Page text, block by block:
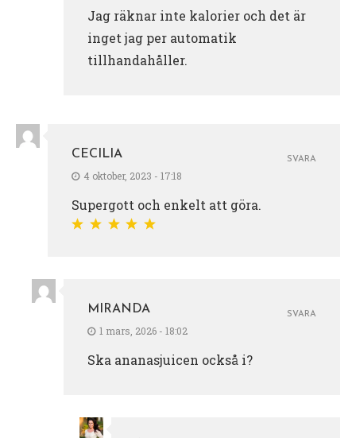
Jag räknar inte kalorier och det är
inget jag per automatik
tillhandahåller.
CECILIA
4 oktober, 2023 - 17:18
Supergott och enkelt att göra.
SVARA
MIRANDA
1 mars, 2026 - 18:02
Ska ananasjuicen också i?
SVARA